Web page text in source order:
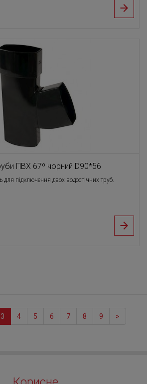
ПВХ 67⁰ чорний D90*56
для підключення двох водостічних труб.
3 4 5 6 7 8 9 >